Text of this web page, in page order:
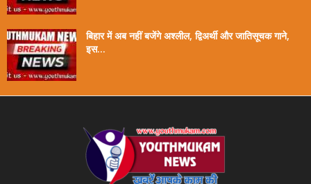
बिहार में अब नहीं बजेंगे अश्लील, द्विअर्थी और जातिसूचक गाने,
इस...